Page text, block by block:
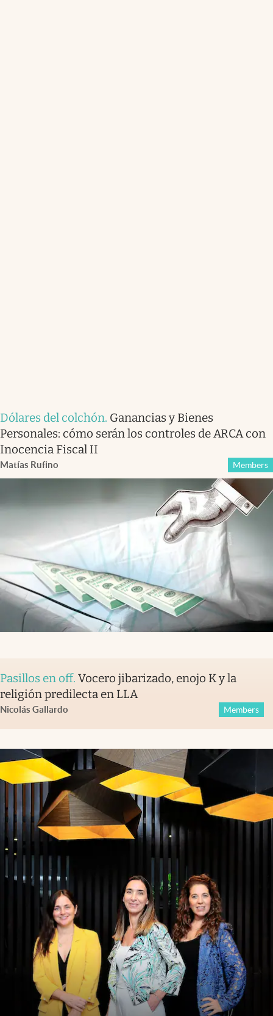
Dólares del colchón. Ganancias y Bienes
Personales: cómo serán los controles de ARCA con
Inocencia Fiscal II
Matías Rufino Members
Pasillos en off. Vocero jibarizado, enojo K y la
religión predilecta en LLA
Nicolás Gallardo Members